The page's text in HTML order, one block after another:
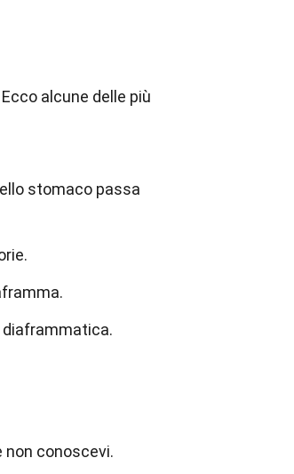
alcune delle più
stomaco passa
diaframmatica.
conoscevi.